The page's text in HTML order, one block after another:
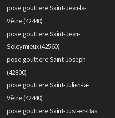
pose gouttiere Saint-Jean-la-
Vêtre (42440)
pose gouttiere Saint-Jean-
Soleymieux (42560)
pose gouttiere Saint-Joseph
(42800)
pose gouttiere Saint-Julien-la-
Vêtre (42440)
pose gouttiere Saint-Just-en-Bas